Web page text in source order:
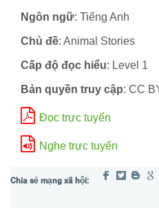
Ngôn ngữ: Tiếng Anh
Chủ đề: Animal Stories
Cấp độ đọc hiểu: Level 1
Bản quyền truy cập: CC
Đọc trực tuyến
Nghe trực tuyến